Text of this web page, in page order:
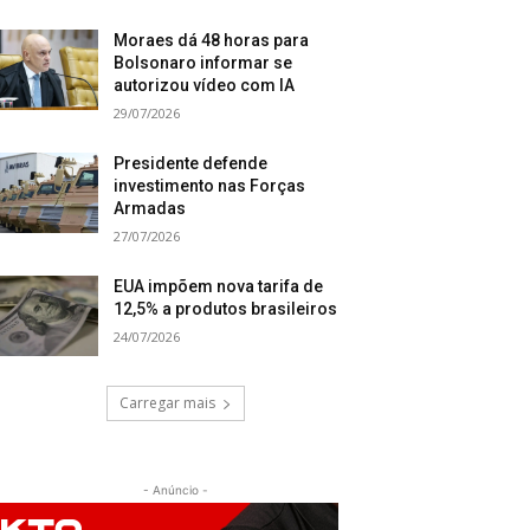
Moraes dá 48 horas para
Bolsonaro informar se
autorizou vídeo com IA
29/07/2026
Presidente defende
investimento nas Forças
Armadas
27/07/2026
EUA impõem nova tarifa de
12,5% a produtos brasileiros
24/07/2026
Carregar mais
- Anúncio -